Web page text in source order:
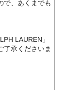
で、あくまでも
LAUREN」
了承くださいま